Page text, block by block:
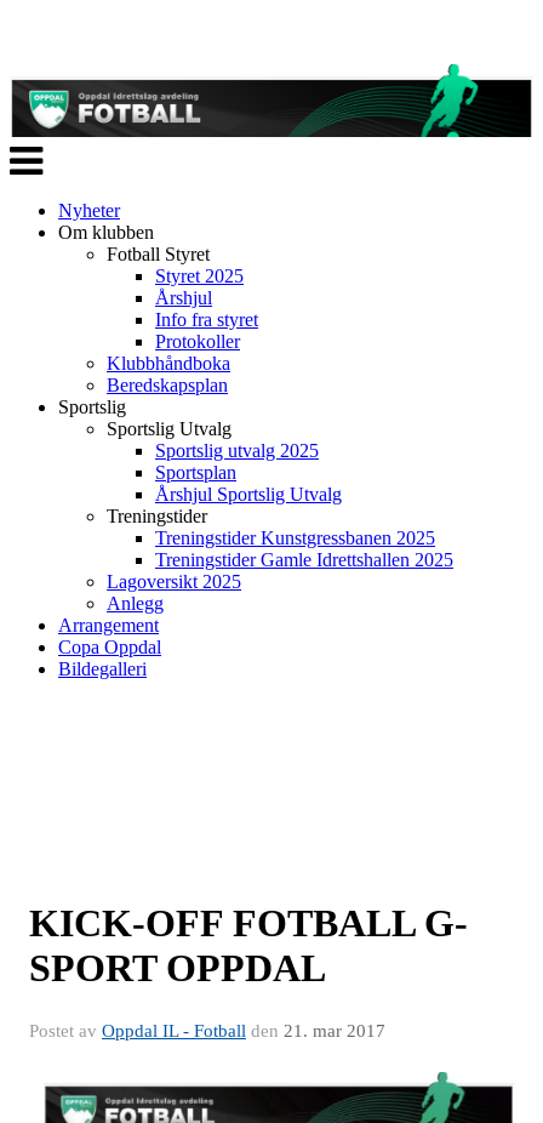
Veksle
navigasjon
Nyheter
Om klubben
Fotball Styret
Styret 2025
Årshjul
Info fra styret
Protokoller
Klubbhåndboka
Beredskapsplan
Sportslig
Sportslig Utvalg
Sportslig utvalg 2025
Sportsplan
Årshjul Sportslig Utvalg
Treningstider
Treningstider Kunstgressbanen 2025
Treningstider Gamle Idrettshallen 2025
Lagoversikt 2025
Anlegg
Arrangement
Copa Oppdal
Bildegalleri
KICK-OFF FOTBALL G-
SPORT OPPDAL
Postet av Oppdal IL - Fotball den 21. mar 2017